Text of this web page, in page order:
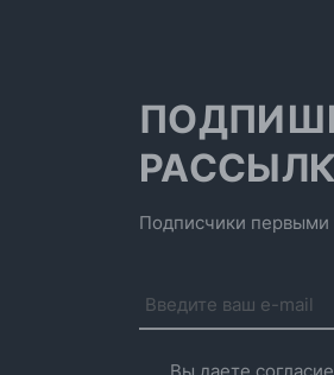
Подписчики первыми
Вы даете